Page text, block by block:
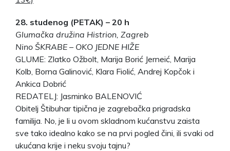
28. studenog (PETAK) – 20 h
Glumačka družina Histrion, Zagreb
Nino ŠKRABE – OKO JEDNE HIŽE
GLUME: Zlatko Ožbolt, Marija Borić Jerneić, Marija
Kolb, Borna Galinović, Klara Fiolić, Andrej Kopčok i
Ankica Dobrić
REDATELJ: Jasminko BALENOVIĆ
Obitelj Štibuhar tipična je zagrebačka prigradska
familija. No, je li u ovom skladnom kućanstvu zaista
sve tako idealno kako se na prvi pogled čini, ili svaki od
ukućana krije i neku svoju tajnu?